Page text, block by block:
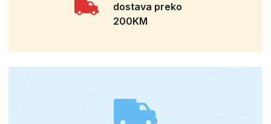
dostava preko
200KM